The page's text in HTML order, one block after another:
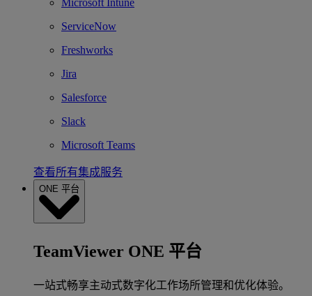
Microsoft Intune
ServiceNow
Freshworks
Jira
Salesforce
Slack
Microsoft Teams
查看所有集成服务
ONE 平台
TeamViewer ONE 平台
一站式畅享主动式数字化工作场所管理和优化体验。